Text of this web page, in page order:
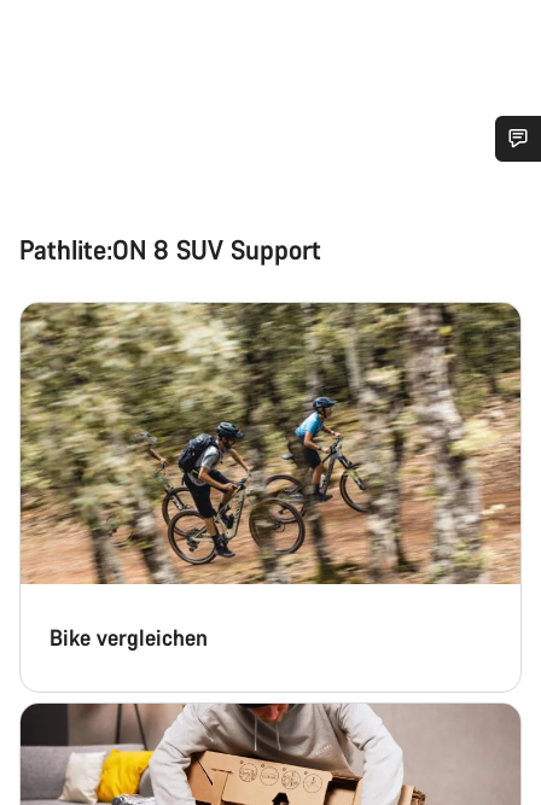
Pathlite:ON 8 SUV Support
Bike vergleichen
Unsere Experten stehen dir jetzt im Chat zur Verfügung.
Chat starten
Schließen